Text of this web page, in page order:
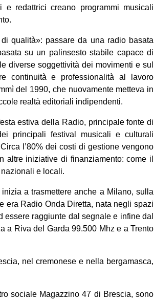
redattrici creano programmi musicali
qualità»: passare da una radio basata
su un palinsesto stabile capace di
diverse soggettività dei movimenti e sul
continuità e professionalità al lavoro
del 1990, che nuovamente metteva in
realtà editoriali indipendenti.
estiva della Radio, principale fonte di
principali festival musicali e culturali
l’80% dei costi di gestione vengono
altre iniziative di finanziamento: come il
e locali.
a trasmettere anche a Milano, sulla
era Radio Onda Diretta, nata negli spazi
raggiunte dal segnale e infine dal
a Riva del Garda 99.500 Mhz e a Trento
nel cremonese e nella bergamasca,
sociale Magazzino 47 di Brescia, sono